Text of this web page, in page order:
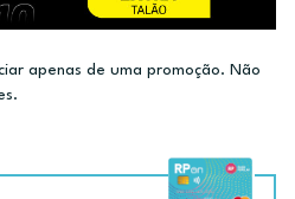
apenas de uma promoção. Não